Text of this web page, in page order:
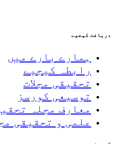
دریافت کیجیے
ہمارے بارے میں
رابطہ کیجیے
تحقیقی مجلات
توسیعی کورسز
معارف مجلہ
علمی و تحقیقی